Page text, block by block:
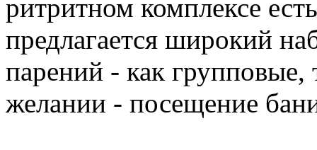
ритритном комплексе
предлагается широкий
парений - как
желании - посещение